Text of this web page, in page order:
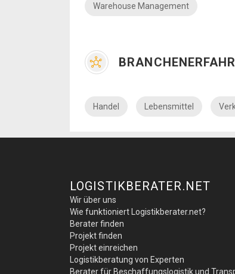
Warehouse Management
Handel Lebensmittel
LOGISTIKBERATER.NET
Wir über uns
Wie funktioniert Logistikberater.net?
Berater finden
Projekt finden
Projekt einreichen
Logistikberatung von Experten
Berater für Beschaffungslogistik und